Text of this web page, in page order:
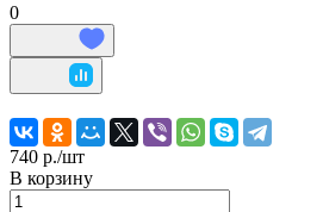
0
740 р./шт
В корзину